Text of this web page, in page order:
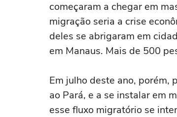
começaram a chegar em
migração seria a crise
deles se abrigaram em
em Manaus. Mais de 500
Em julho deste ano, porém,
ao Pará, e a se instalar em
esse fluxo migratório se